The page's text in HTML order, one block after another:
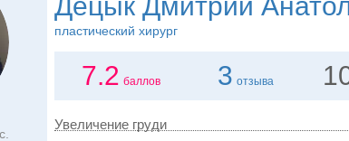
пластический хирург
7.2 баллов 3 отзыва
Увеличение груди